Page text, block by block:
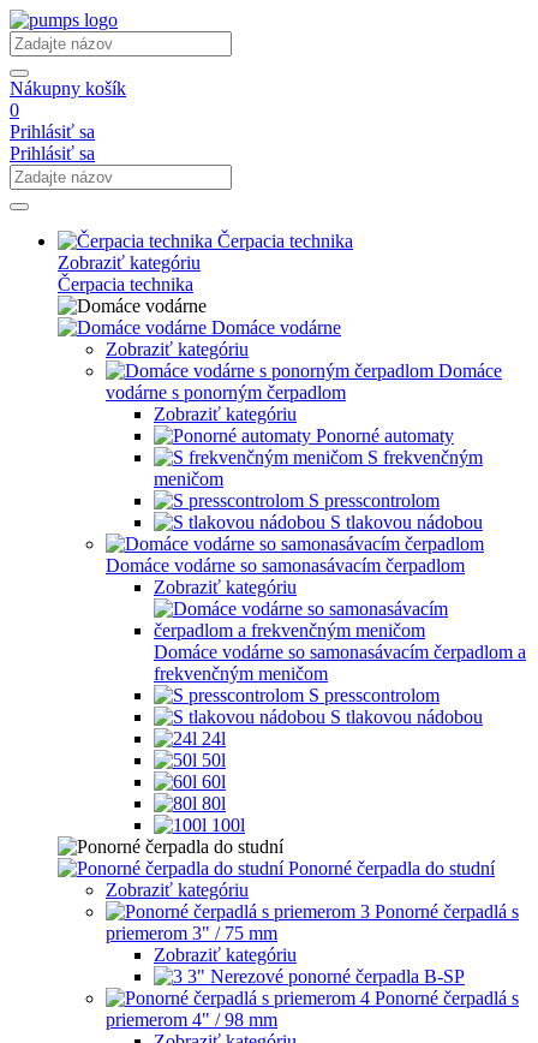
Nákupny košík
0
Prihlásiť sa
Prihlásiť sa
Čerpacia technika
Zobraziť kategóriu
Čerpacia technika
Domáce vodárne
Zobraziť kategóriu
Domáce
vodárne s ponorným čerpadlom
Zobraziť kategóriu
Ponorné automaty
S frekvenčným
meničom
S presscontrolom
S tlakovou nádobou
Domáce vodárne so samonasávacím čerpadlom
Zobraziť kategóriu
Domáce vodárne so samonasávacím čerpadlom a
frekvenčným meničom
S presscontrolom
S tlakovou nádobou
24l
50l
60l
80l
100l
Ponorné čerpadla do studní
Zobraziť kategóriu
Ponorné čerpadlá s
priemerom 3" / 75 mm
Zobraziť kategóriu
3" Nerezové ponorné čerpadla B-SP
Ponorné čerpadlá s
priemerom 4" / 98 mm